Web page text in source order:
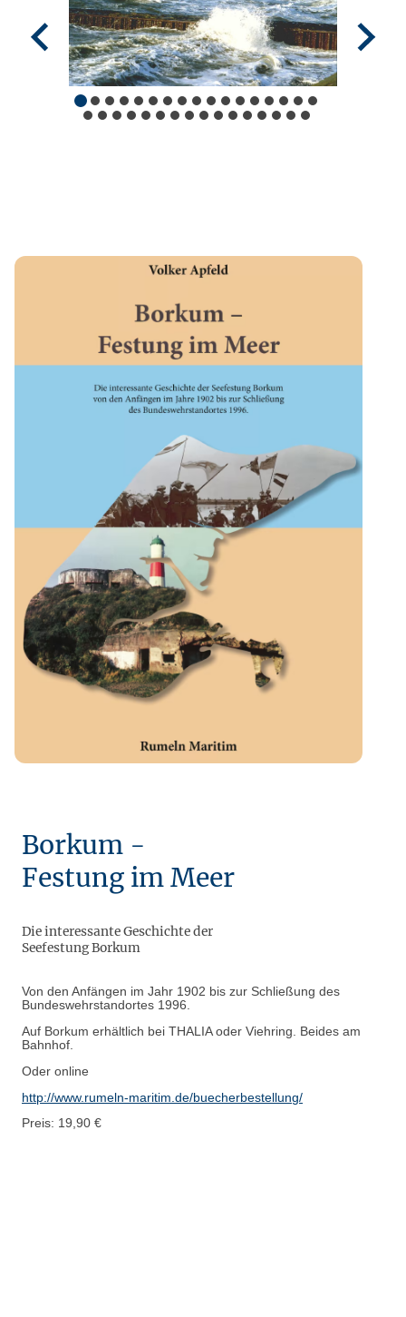
Borkum -
Festung im Meer
Die interessante Geschichte der
Seefestung Borkum
Von den Anfängen im Jahr 1902 bis zur Schließung des
Bundeswehrstandortes 1996.
Auf Borkum erhältlich bei THALIA oder Viehring. Beides am
Bahnhof.
Oder online
http://www.rumeln-maritim.de/buecherbestellung/
Preis: 19,90 €